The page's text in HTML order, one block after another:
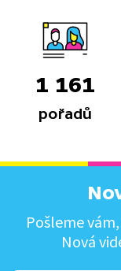
1 161
pořadů
Pošleme
Nová